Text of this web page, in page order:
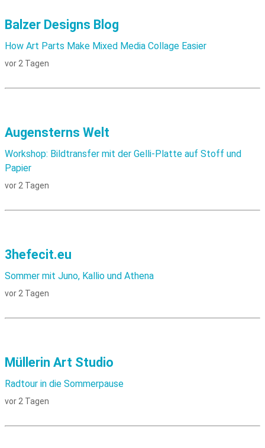
Balzer Designs Blog
How Art Parts Make Mixed Media Collage Easier
vor 2 Tagen
Augensterns Welt
Workshop: Bildtransfer mit der Gelli-Platte auf Stoff und
Papier
vor 2 Tagen
3hefecit.eu
Sommer mit Juno, Kallio und Athena
vor 2 Tagen
Müllerin Art Studio
Radtour in die Sommerpause
vor 2 Tagen